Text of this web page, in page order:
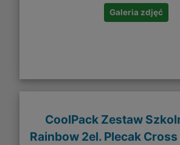
Galeria zdjęć
CoolPack Zestaw
Rainbow 2el. Plecak